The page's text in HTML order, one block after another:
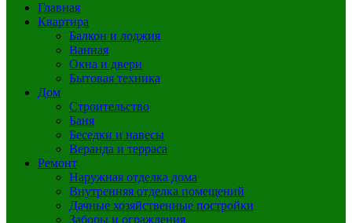
Главная
Квартира
Балкон и лоджия
Ванная
Окна и двери
Бытовая техника
Дом
Строительство
Баня
Беседки и навесы
Веранда и терраса
Ремонт
Наружная отделка дома
Внутренняя отделка помещений
Дачные хозяйственные постройки
Заборы и ограждения